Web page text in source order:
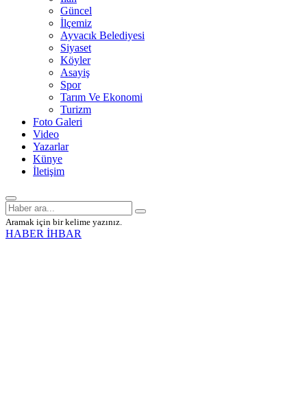
Güncel
İlçemiz
Ayvacık Belediyesi
Siyaset
Köyler
Asayiş
Spor
Tarım Ve Ekonomi
Turizm
Foto Galeri
Video
Yazarlar
Künye
İletişim
Aramak için bir kelime yazınız.
HABER İHBAR